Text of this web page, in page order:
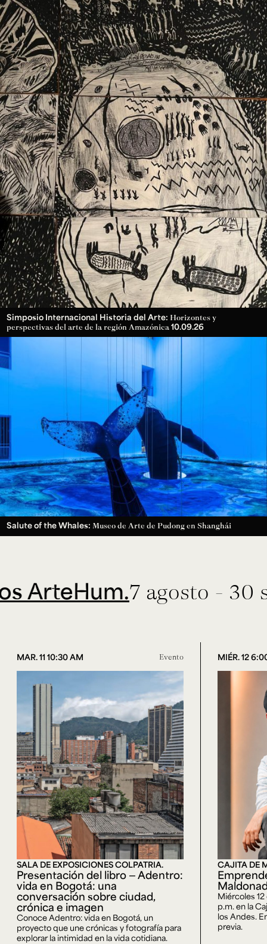
Configuración de cookies
Universidad de los Andes | Vigilada Mineducación.
Reconocimiento como universidad: Decreto 1297 del 30
de mayo de 1964. Reconocimiento de personería jurídica:
Resolución 28 del 23 de febrero de 1949, Minjusticia.
Acreditación institucional de alta calidad, 10 años:
Resolución 000194 del 16 de enero del 2025.
Ext. 2626
Posgrados
Ext. 4925
Educación
Continua
Ext. 4795
Simposio Internacional Historia del Arte: Horizontes y
perspectivas del arte de la región Amazónica 10.09.26
Salute of the Whales: Museo de Arte de Pudong en Shanghái
7 agosto - 30
MAR. 11 10:30 AM Evento
SALA DE EXPOSICIONES COLPATRIA.
Presentación del libro — Adentro:
vida en Bogotá: una
conversación sobre ciudad,
crónica e imagen
Conoce Adentro: vida en Bogotá, un
proyecto que une crónicas y fotografía para
explorar la intimidad en la vida cotidiana.
MIÉR. 12
CAJITA DE
Miércoles
p.m. en la
los Andes.
previa.